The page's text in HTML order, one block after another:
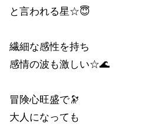
と言われる星☆😇
繊細な感性を持ち
感情の波も激しい☆🌊
冒険心旺盛で🔭
大人になっても